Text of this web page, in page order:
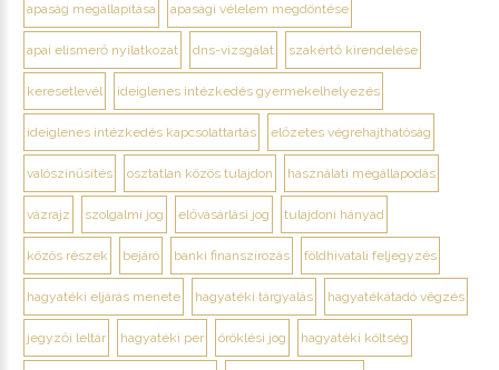
apaság megállapítása apasági vélelem megdöntése
apai elismerő nyilatkozat dns-vizsgálat szakértő kirendelése
keresetlevél ideiglenes intézkedés gyermekelhelyezés
ideiglenes intézkedés kapcsolattartás előzetes végrehajthatóság
valószínűsítés osztatlan közös tulajdon használati megállapodás
vázrajz szolgalmi jog elővásárlási jog tulajdoni hányad
közös részek bejáró banki finanszírozás földhivatali feljegyzés
hagyatéki eljárás menete hagyatéki tárgyalás hagyatékátadó végzés
jegyzői leltár hagyatéki per öröklési jog hagyatéki költség